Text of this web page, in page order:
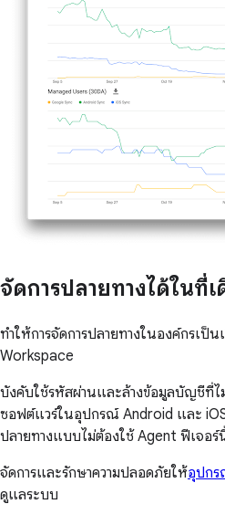
จัดการปลายทางได้ในที่เ
ทำให้การจัดการปลายทางในองค์กรเป็น
Workspace
บังคับใช้รหัสผ่านและล้างข้อมูลบัญชีที่ไ
ซอฟต์แวร์ในอุปกรณ์ Android และ iOS
ปลายทางแบบไม่ต้องใช้ Agent ฟีเจอร์
จัดการและรักษาความปลอดภัยให้อุปก
ดูแลระบบ